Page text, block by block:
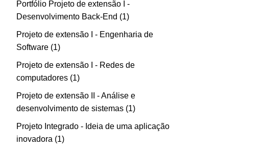
Portfólio Projeto de extensão I -
Desenvolvimento Back-End
1
Projeto de extensão I - Engenharia de
Software 1
Projeto de extensão I - Redes de
computadores 1
Projeto de extensão II - Análise e
desenvolvimento de sistemas 1
Projeto Integrado - Ideia de uma aplicação
inovadora
1